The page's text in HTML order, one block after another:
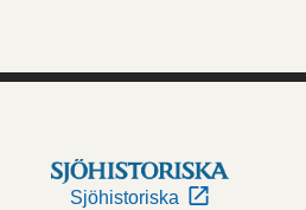
Sjöhistoriska